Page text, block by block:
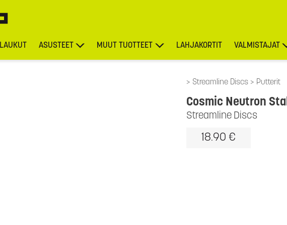
LAUKUT ASUSTEET MUUT TUOTTEET LAHJAKORTIT VALMISTAJAT
Streamline Discs Putterit
Streamline Discs
Cosmic Neutron
18.90 €